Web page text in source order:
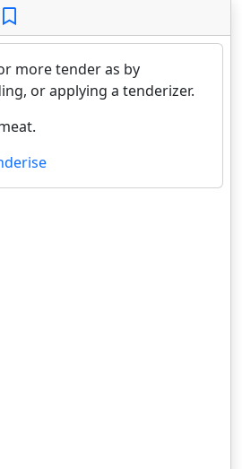
more tender as by
or applying a tenderizer.